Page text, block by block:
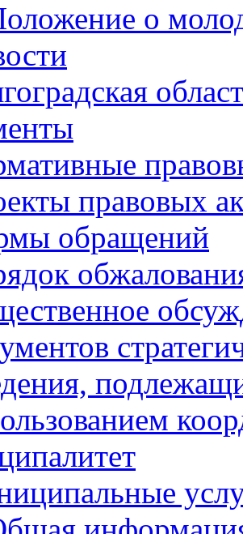
о
правовых
обращений